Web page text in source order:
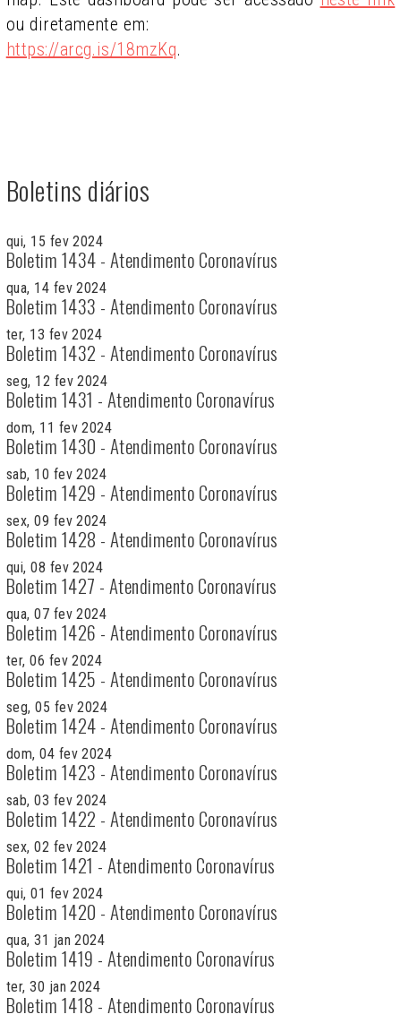
ou diretamente em:
https://arcg.is/18mzKq.
Boletins diários
qui, 15 fev 2024
Boletim 1434 - Atendimento Coronavírus
qua, 14 fev 2024
Boletim 1433 - Atendimento Coronavírus
ter, 13 fev 2024
Boletim 1432 - Atendimento Coronavírus
seg, 12 fev 2024
Boletim 1431 - Atendimento Coronavírus
dom, 11 fev 2024
Boletim 1430 - Atendimento Coronavírus
sab, 10 fev 2024
Boletim 1429 - Atendimento Coronavírus
sex, 09 fev 2024
Boletim 1428 - Atendimento Coronavírus
qui, 08 fev 2024
Boletim 1427 - Atendimento Coronavírus
qua, 07 fev 2024
Boletim 1426 - Atendimento Coronavírus
ter, 06 fev 2024
Boletim 1425 - Atendimento Coronavírus
seg, 05 fev 2024
Boletim 1424 - Atendimento Coronavírus
dom, 04 fev 2024
Boletim 1423 - Atendimento Coronavírus
sab, 03 fev 2024
Boletim 1422 - Atendimento Coronavírus
sex, 02 fev 2024
Boletim 1421 - Atendimento Coronavírus
qui, 01 fev 2024
Boletim 1420 - Atendimento Coronavírus
qua, 31 jan 2024
Boletim 1419 - Atendimento Coronavírus
ter, 30 jan 2024
Boletim 1418 - Atendimento Coronavírus